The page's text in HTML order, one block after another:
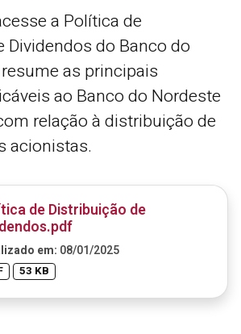
a Política de
Dividendos do Banco do
as principais
ao Banco do Nordeste
relação à distribuição de
acionistas.
de Distribuição de
em: 08/01/2025
53 KB